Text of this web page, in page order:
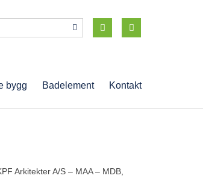
bygg Badelement Kontakt
Arkitekter A/S – MAA – MDB,